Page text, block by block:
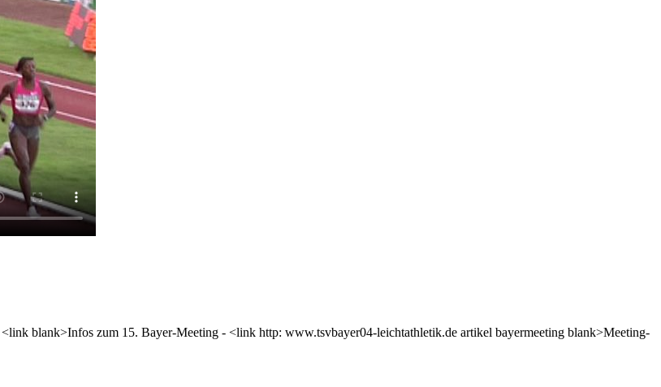
blank>Infos zum 15. Bayer-Meeting - <link http: www.tsvbayer04-leichtathletik.de artikel bayermeeting blank>Meeting-